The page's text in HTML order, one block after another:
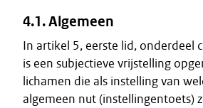
4.1. Algemeen
In artikel 5, eerste lid, onderdeel
is een subjectieve vrijstelling
lichamen die als instelling van
algemeen nut (instellingentoets)